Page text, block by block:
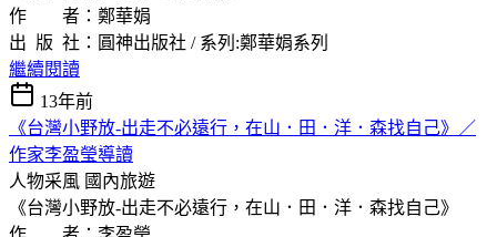
作 者：鄭華娟
出 版 社：圓神出版社 / 系列:鄭華娟系列
繼續閱讀
13年前
《台灣小野放-出走不必遠行，在山．田．洋．森找自己》／
作家李盈瑩導讀
人物采風 國內旅遊
《台灣小野放-出走不必遠行，在山．田．洋．森找自己》